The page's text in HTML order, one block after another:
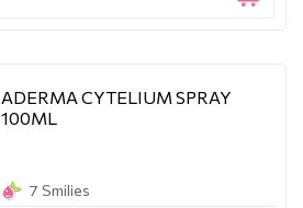
ADERMA CYTELIUM SPRAY
100ML
7 Smilies